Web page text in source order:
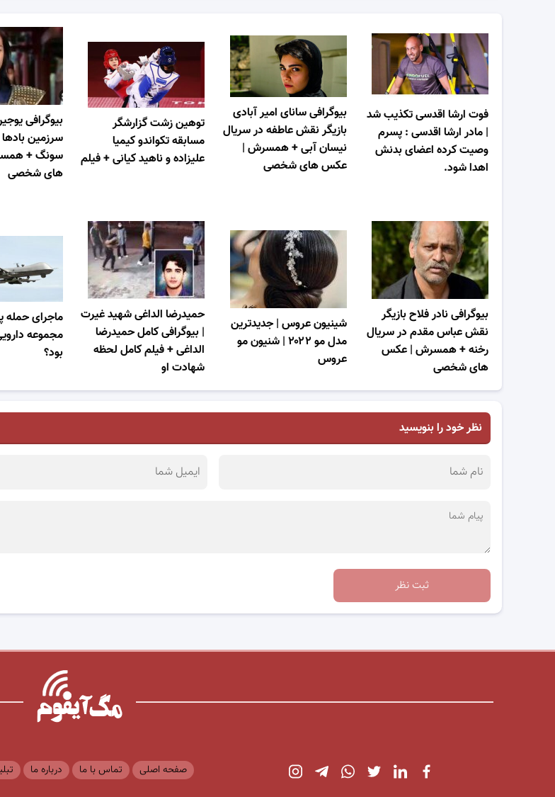
بیوگرافی
سرزمین
سونگ +
های شخصی
توهین زشت گزارشگر
مسابقه تکواندو کیمیا
علیزاده و ناهید کیانی + فیلم
بیوگرافی سانای امیر آبادی
بازیگر نقش عاطفه در سریال
نیسان آبی + همسرش |
عکس های شخصی
فوت ارشا اقدسی تکذیب شد
| مادر ارشا اقدسی : پسرم
وصیت کرده اعضای بدنش
اهدا شود.
ماجرای حمله
مجموعه
بود؟
حمیدرضا الداغی شهید غیرت
| بیوگرافی کامل حمیدرضا
الداغی + فیلم کامل لحظه
شهادت او
شینیون عروس | جدیدترین
مدل مو ۲۰۲۲ | شنیون مو
عروس
بیوگرافی نادر فلاح بازیگر
نقش عباس مقدم در سریال
رخنه + همسرش | عکس
های شخصی
نظر خود را بنویسید
ثبت نظر
صفحه اصلی تماس با ما درباره ما